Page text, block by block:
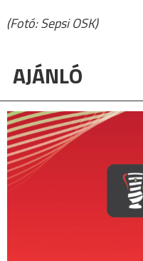
(Fotó: Sepsi OSK)
AJÁNLÓ